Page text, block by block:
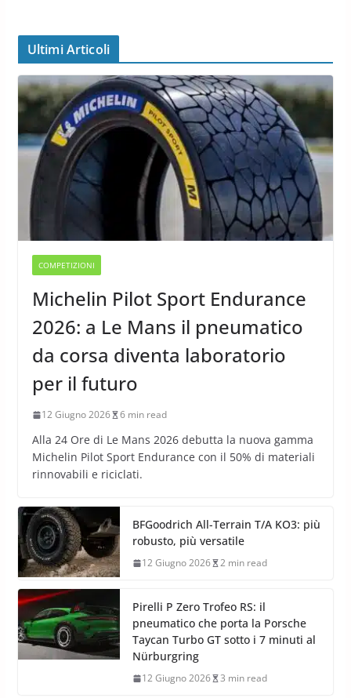
Ultimi Articoli
COMPETIZIONI
Michelin Pilot Sport Endurance
2026: a Le Mans il pneumatico
da corsa diventa laboratorio
per il futuro
12 Giugno 2026 6 min read
Alla 24 Ore di Le Mans 2026 debutta la nuova gamma
Michelin Pilot Sport Endurance con il 50% di materiali
rinnovabili e riciclati.
BFGoodrich All-Terrain T/A KO3: più
robusto, più versatile
12 Giugno 2026 2 min read
Pirelli P Zero Trofeo RS: il
pneumatico che porta la Porsche
Taycan Turbo GT sotto i 7 minuti al
Nürburgring
12 Giugno 2026 3 min read